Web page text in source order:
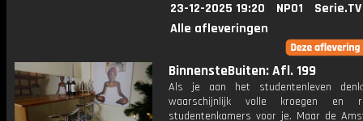
23-12-2025 19:20 NPO1
Serie.TV
Alle afleveringen
BinnensteBuiten: Afl. 199
Als je aan het studentenleven
waarschijnlijk volle kroegen en
studentenkamers voor je. Maar de